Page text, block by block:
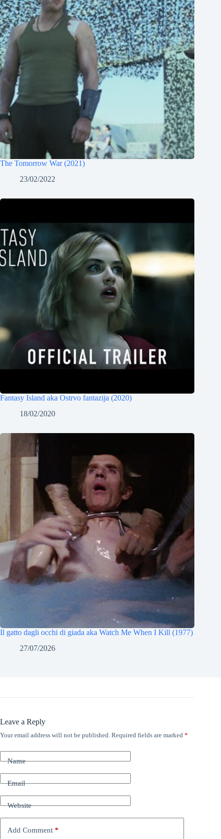
The Tomorrow War (2021)
23/02/2022
Fantasy Island aka Ostrvo fantazija (2020)
18/02/2020
Il gatto dagli occhi di giada aka Watch Me When I Kill (1977)
27/07/2026
Leave a Reply
Your email address will not be published. Required fields are marked *
Name
Email
Website
Add Comment *